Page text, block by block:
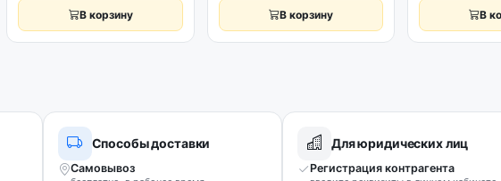
В корзину В корзину В
Способы доставки
Самовывоз
Для юридических лиц
Регистрация контрагента